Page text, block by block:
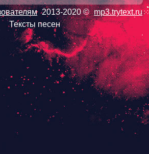
2013-2020 © mp3.trytext.ru
Тексты песен